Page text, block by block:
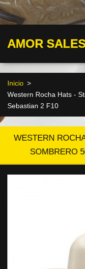
AMOR
Inicio >
Western Rocha Hats -
Sebastian 2 F10
WESTERN
SOMBRERO